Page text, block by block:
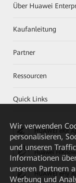
Über Huawei
Kaufanleitung
Partner
Ressourcen
Quick Links
HUAWEI eKit
Huawei HiKnow
HUAWEI eFly
Wir verwenden
personalisieren,
und unseren
Informationen
unseren Partnern
Werbung und